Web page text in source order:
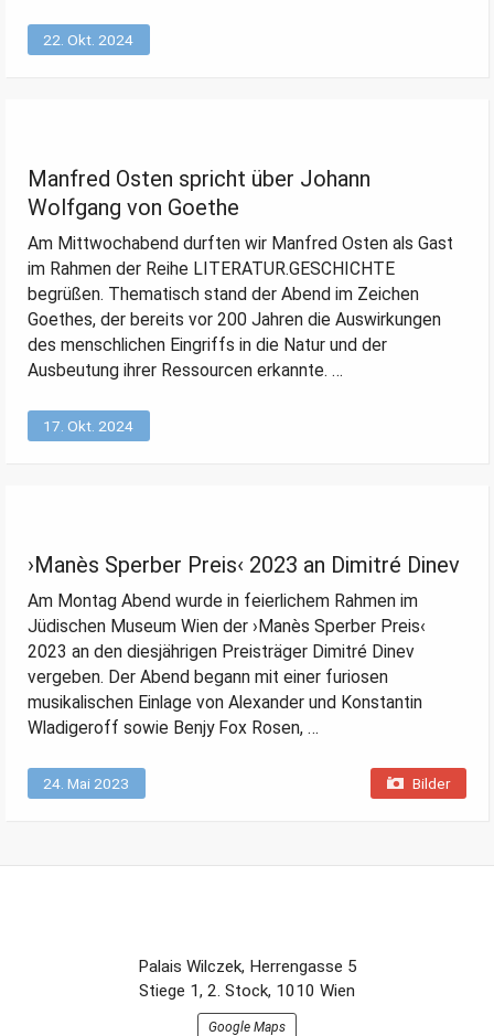
22. Okt. 2024
Manfred Osten spricht über Johann
Wolfgang von Goethe
Am Mittwochabend durften wir Manfred Osten als Gast
im Rahmen der Reihe LITERATUR.GESCHICHTE
begrüßen. Thematisch stand der Abend im Zeichen
Goethes, der bereits vor 200 Jahren die Auswirkungen
des menschlichen Eingriffs in die Natur und der
Ausbeutung ihrer Ressourcen erkannte. …
17. Okt. 2024
›Manès Sperber Preis‹ 2023 an Dimitré Dinev
Am Montag Abend wurde in feierlichem Rahmen im
Jüdischen Museum Wien der ›Manès Sperber Preis‹
2023 an den diesjährigen Preisträger Dimitré Dinev
vergeben. Der Abend begann mit einer furiosen
musikalischen Einlage von Alexander und Konstantin
Wladigeroff sowie Benjy Fox Rosen, …
24. Mai 2023 Bilder
Palais Wilczek, Herrengasse 5
Stiege 1, 2. Stock, 1010 Wien
Google Maps